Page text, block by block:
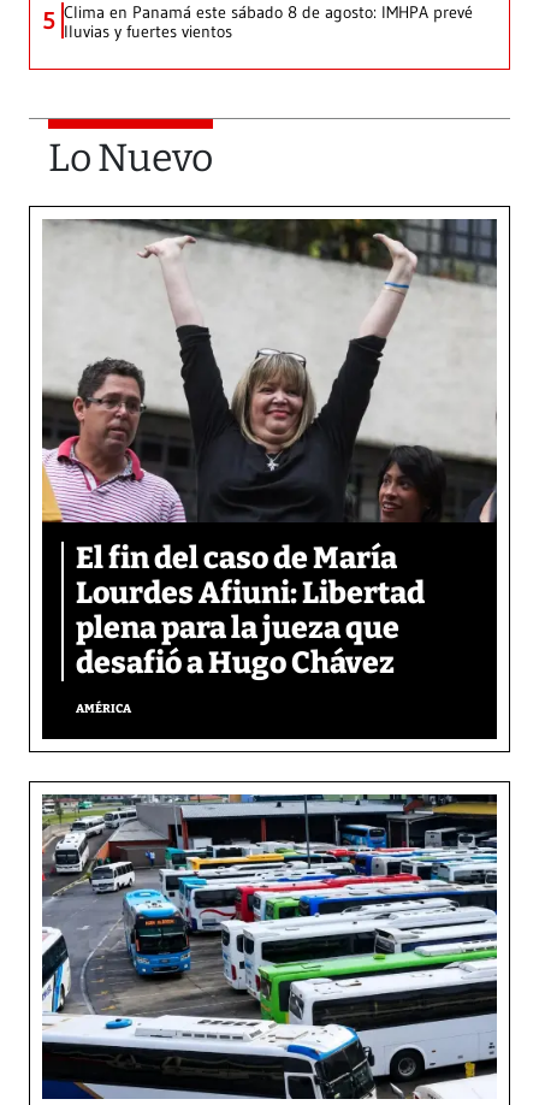
5 Clima en Panamá este sábado 8 de agosto: IMHPA prevé
lluvias y fuertes vientos
Lo Nuevo
El fin del caso de María
Lourdes Afiuni: Libertad
plena para la jueza que
desafió a Hugo Chávez
AMÉRICA